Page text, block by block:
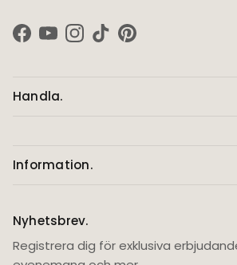
Facebook
YouTubeInstagram
TikTokPinterest
Handla.
Information.
Nyhetsbrev.
Registrera dig för exklusiva